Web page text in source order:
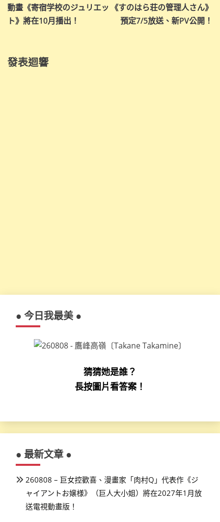
導
覽
動畫《寄宿学校のジュリエッ
ト》將在10月播出！
《すのはら荘の管理人さん》
預定7/5放送、新PV公開！
發表迴響
● 今日我最美 ●
猜猜她是誰？
長按圖片看答案！
● 最新文章 ●
260808 – 巨女控歡喜、漫畫家「肉村Q」代表作《ジ
ャイアントお嬢様》（巨人大小姐）將在2027年1月放
送電視動畫版！